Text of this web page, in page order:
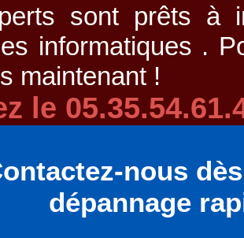
sont prêts à
informatiques .
maintenant !
le
nous
dépannage